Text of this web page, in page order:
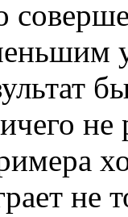
не
не